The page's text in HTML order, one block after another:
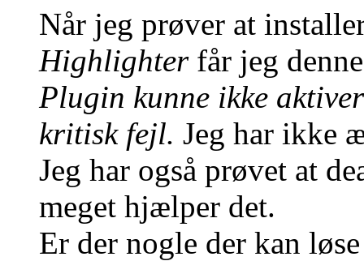
Når jeg prøver at
Highlighterfår jeg
Plugin kunne ikke
kritisk fejl. Jeg har ikke
Jeg har også prøvet at
meget hjælper det.
Er der nogle der kan